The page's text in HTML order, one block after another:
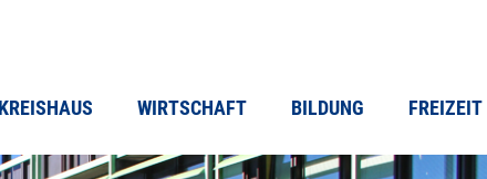
KREISHAUS WIRTSCHAFT BILDUNG FREIZEIT